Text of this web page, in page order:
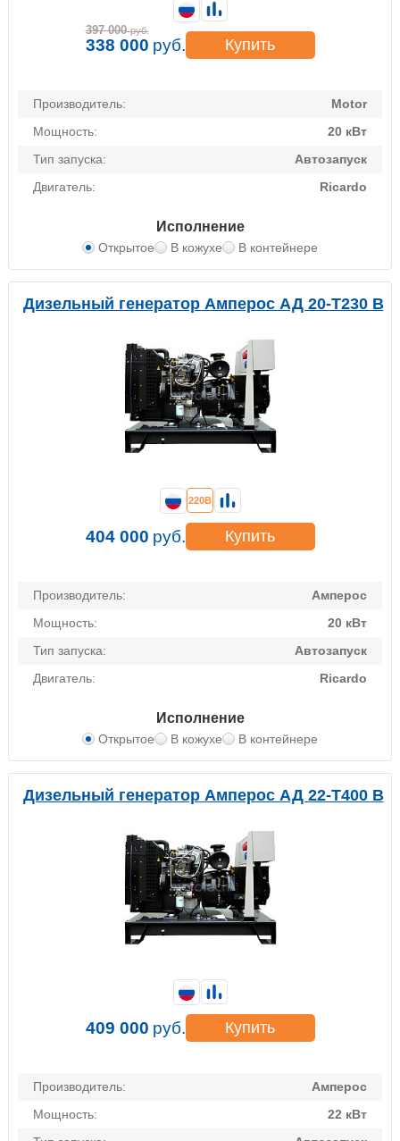
Производитель:
Motor
Мощность:
20 кВт
Тип запуска:
Автозапуск
Двигатель:
Ricardo
Исполнение
Открытое В кожухе В контейнере
397 000 руб.
338 000 руб. Купить
Дизельный генератор Амперос АД 20-Т230 B
Производитель:
Амперос
Мощность:
20 кВт
Тип запуска:
Автозапуск
Двигатель:
Ricardo
Исполнение
Открытое В кожухе В контейнере
220В
404 000 руб. Купить
Дизельный генератор Амперос АД 22-Т400 B
Производитель:
Амперос
Мощность:
22 кВт
409 000 руб. Купить